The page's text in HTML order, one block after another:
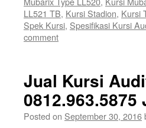
LL521 TB, Kursi Stadion, Kursi
Spek Kursi, Spesifikasi Kursi
comment
Jual Kursi
0812.963.5875
Posted on September 30, 2016